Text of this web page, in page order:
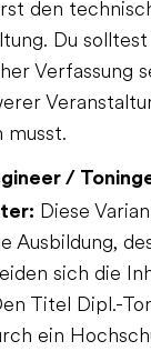
den
Du
Verfassung
musst.
/
Diese
Ausbildung,
sich die
Titel Dipl.-
ein